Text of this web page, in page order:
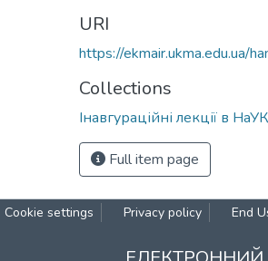
URI
https://ekmair.ukma.edu.ua/
Collections
Інавгураційні лекції в
Full item page
Cookie settings Privacy policy End